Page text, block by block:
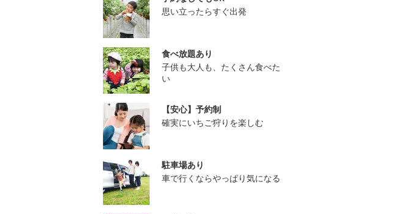
思い立ったらすぐ出発
食べ放題あり
子供も大人も、たくさん食べた
い
【安心】予約制
確実にいちご狩りを楽しむ
駐車場あり
車で行くならやっぱり気になる